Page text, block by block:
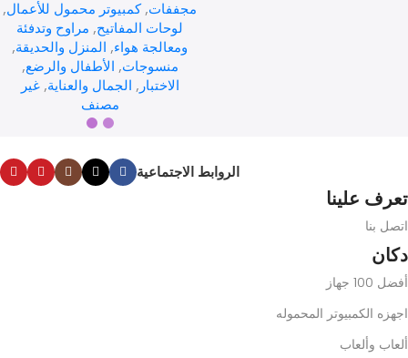
LG 1
مجففات,كمبيوتر محمول للأعمال,
لوحات المفاتيح, مراوح وتدفئة
ومعالجة هواء, المنزل والحديقة,
منسوجات, الأطفال والرضع,
الاختبار , الجمال والعناية,غير
مصنف
الروابط الاجتماعية
تعرف علينا
اتصل بنا
دكان
أفضل 100 جهاز
اجهزه الكمبيوتر المحموله
ألعاب وألعاب